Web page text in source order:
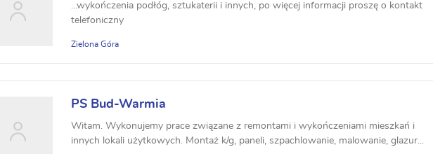
...wykończenia podłóg, sztukaterii i innych, po więcej informacji proszę o kontakt
telefoniczny
Zielona Góra
PS Bud-Warmia
Witam. Wykonujemy prace związane z remontami i wykończeniami mieszkań i
innych lokali użytkowych. Montaż k/g, paneli, szpachlowanie, malowanie, glazur...